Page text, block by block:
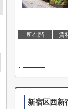
所在階 賃
新宿区西新